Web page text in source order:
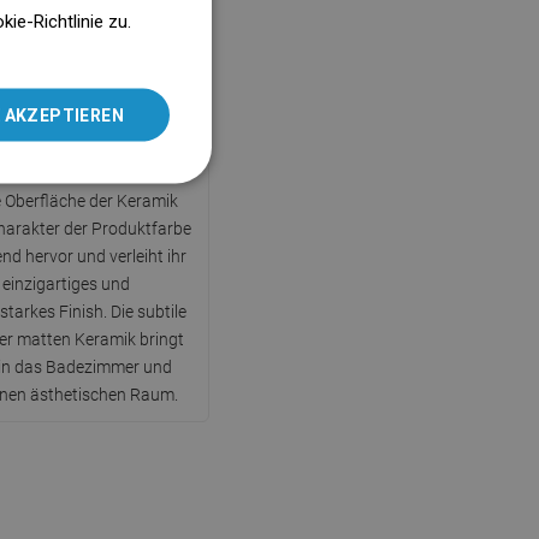
Oberfläche der Keramik
der Produktfarbe
hervor und verleiht ihr
einzigartiges und
Finish. Die subtile
matten Keramik bringt
das Badezimmer und
ästhetischen Raum.
LITHUANIAN
ROMANIAN
ITALIAN
UKRAINIAN
Richtlinie zu.
AKZEPTIEREN